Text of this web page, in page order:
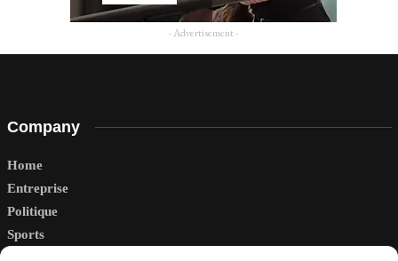
- Advertisement -
Company
Home
Entreprise
Politique
Sports